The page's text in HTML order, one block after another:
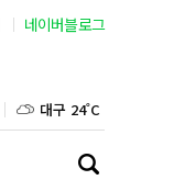
네이버블로그
대구 24˚C
인천 24˚C